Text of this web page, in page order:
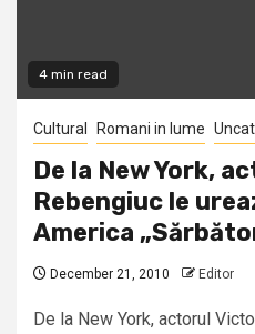
4 min read
Cultural Romani in lume
De la New York,
Rebengiuc le
America
December 21, 2010 Editor
De la New York, actorul